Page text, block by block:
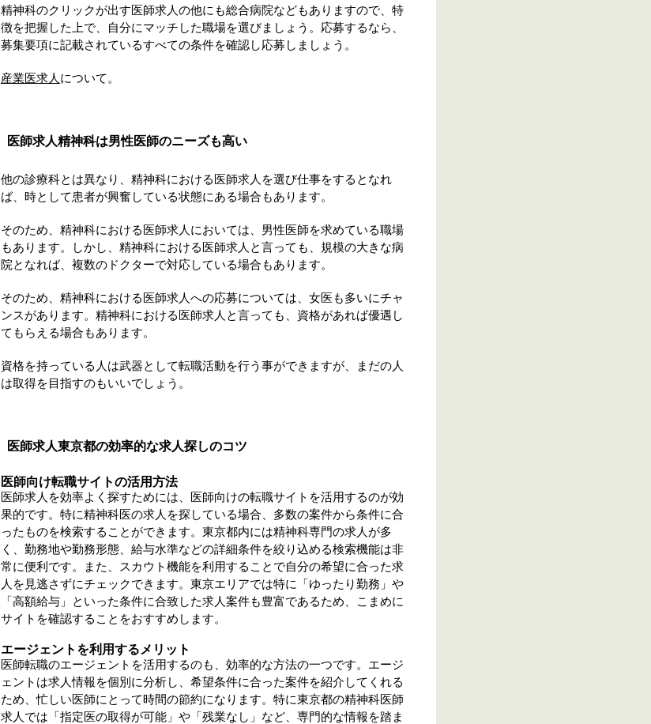
精神科のクリックが出す医師求人の他にも総合病院などもありますので、特
徴を把握した上で、自分にマッチした職場を選びましょう。応募するなら、
募集要項に記載されているすべての条件を確認し応募しましょう。
産業医求人 について。
医師求人精神科は男性医師のニーズも高い
他の診療科とは異なり、精神科における医師求人を選び仕事をするとなれ
ば、時として患者が興奮している状態にある場合もあります。
そのため、精神科における医師求人においては、男性医師を求めている職場
もあります。しかし、精神科における医師求人と言っても、規模の大きな病
院となれば、複数のドクターで対応している場合もあります。
そのため、精神科における医師求人への応募については、女医も多いにチャ
ンスがあります。精神科における医師求人と言っても、資格があれば優遇し
てもらえる場合もあります。
資格を持っている人は武器として転職活動を行う事ができますが、まだの人
は取得を目指すのもいいでしょう。
医師求人東京都の効率的な求人探しのコツ
医師向け転職サイトの活用方法
医師求人を効率よく探すためには、医師向けの転職サイトを活用するのが効
果的です。特に精神科医の求人を探している場合、多数の案件から条件に合
ったものを検索することができます。東京都内には精神科専門の求人が多
く、勤務地や勤務形態、給与水準などの詳細条件を絞り込める検索機能は非
常に便利です。また、スカウト機能を利用することで自分の希望に合った求
人を見逃さずにチェックできます。東京エリアでは特に「ゆったり勤務」や
「高額給与」といった条件に合致した求人案件も豊富であるため、こまめに
サイトを確認することをおすすめします。
エージェントを利用するメリット
医師転職のエージェントを活用するのも、効率的な方法の一つです。エージ
ェントは求人情報を個別に分析し、希望条件に合った案件を紹介してくれる
ため、忙しい医師にとって時間の節約になります。特に東京都の精神科医師
求人では「指定医の取得が可能」や「残業なし」など、専門的な情報を踏ま